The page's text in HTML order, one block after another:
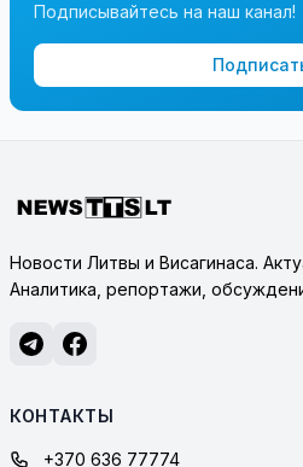
Подписывайтесь на наш канал!
Новости Литвы и Висагинаса.
Аналитика, репортажи,
КОНТАКТЫ
+370 636 77774